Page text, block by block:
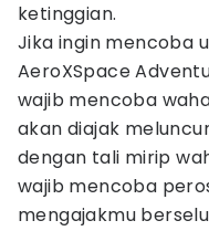
ketinggian.
Jika ingin mencoba
AeroXSpace
wajib mencoba
akan diajak
dengan tali mirip
wajib mencoba
mengajakmu